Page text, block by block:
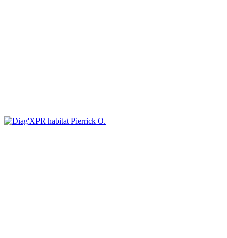
Pierrick O.